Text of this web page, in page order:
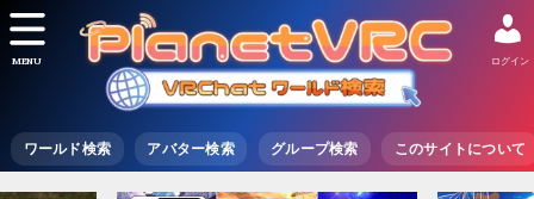
ワールド検索 アバター検索 グループ検索 このサイトについて
ログイン
MENU